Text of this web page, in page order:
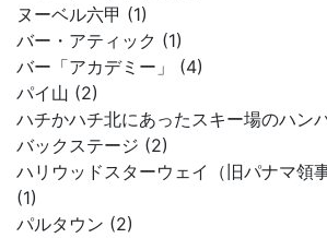
ヌーベル六甲 (1)
バー・アティック (1)
バー「アカデミー」 (4)
パイ山 (2)
ハチかハチ北にあったスキー場のハン
バックステージ (2)
ハリウッドスターウェイ（旧パナマ領
(1)
パルタウン (2)